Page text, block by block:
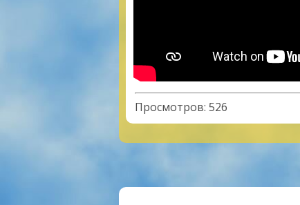
Просмотров: 526